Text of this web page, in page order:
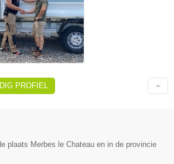
PROFIEL
plaats Merbes le Chateau en in de provincie